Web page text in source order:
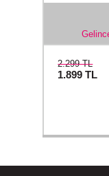
2.299 TL
1.899TL